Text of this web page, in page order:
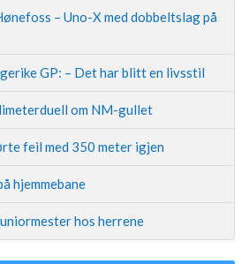
– Uno-X med dobbeltslag på
GP: – Det har blitt en livsstil
om NM-gullet
feil med 350 meter igjen
hjemmebane
hos herrene